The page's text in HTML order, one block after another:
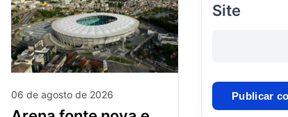
06 de agosto de 2026
Site